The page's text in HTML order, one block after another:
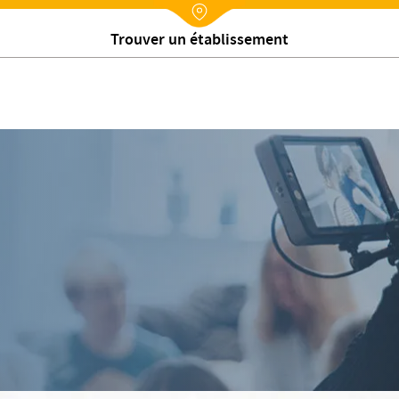
Nx:Annuaire
Trouver un établissement